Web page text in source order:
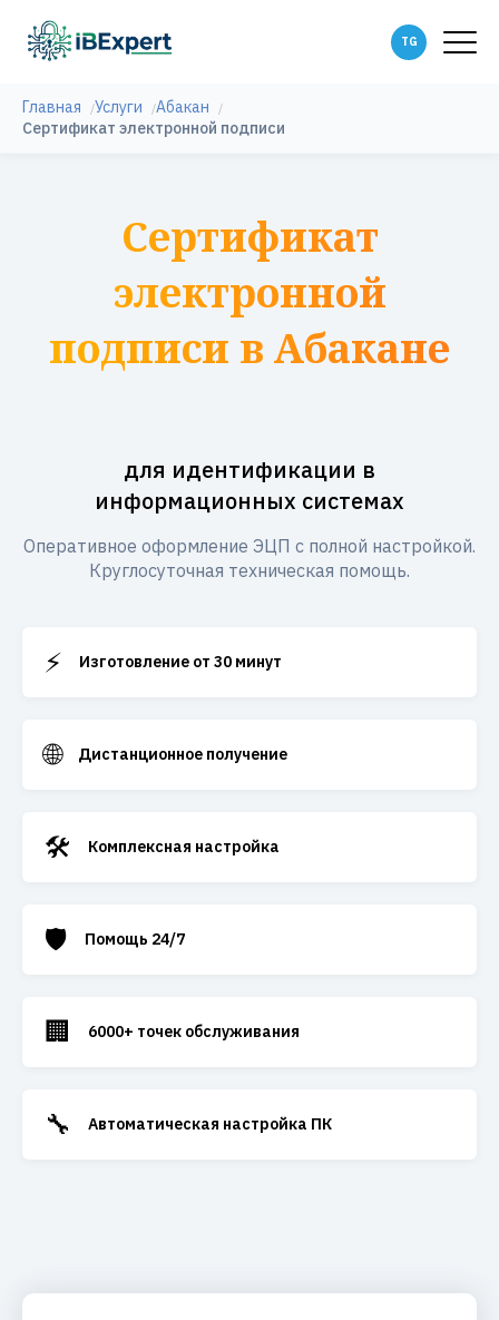
Главная Услуги
Абакан
Сертификат электронной подписи
Сертификат
электронной
подписи в Абакане
для идентификации в
информационных системах
Оперативное оформление ЭЦП с полной настройкой.
Круглосуточная техническая помощь.
⚡ Изготовление от 30 минут
🌐 Дистанционное получение
🛠️ Комплексная настройка
🛡️ Помощь 24/7
🏢 6000+ точек обслуживания
🔧 Автоматическая настройка ПК